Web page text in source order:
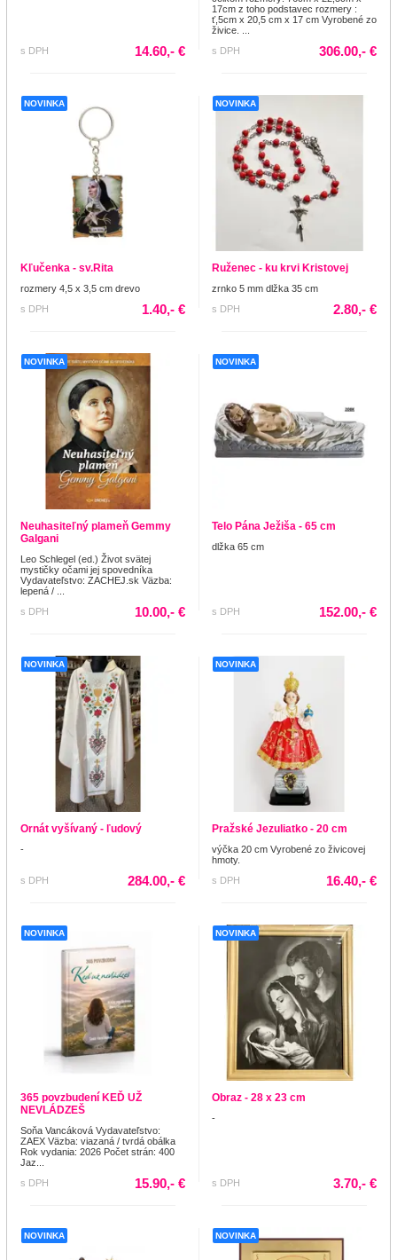
s DPH 14.60,- €
17cm z toho podstavec rozmery :
ť,5cm x 20,5 cm x 17 cm Vyrobené zo
živice. ...
s DPH
306.00,- €
NOVINKA
Kľučenka - sv.Rita
rozmery 4,5 x 3,5 cm drevo
s DPH
1.40,- €
NOVINKA
Ruženec - ku krvi Kristovej
zrnko 5 mm dlžka 35 cm
s DPH
2.80,- €
NOVINKA
Neuhasiteľný plameň Gemmy
Galgani
Leo Schlegel (ed.) Život svätej
mystičky očami jej spovedníka
Vydavateľstvo: ZACHEJ.sk Väzba:
lepená / ...
s DPH
10.00,- €
NOVINKA
Telo Pána Ježiša - 65 cm
dlžka 65 cm
s DPH 152.00,- €
NOVINKA
Ornát vyšívaný - ľudový
-
s DPH 284.00,- €
NOVINKA
Pražské Jezuliatko - 20 cm
výčka 20 cm Vyrobené zo živicovej
hmoty.
s DPH
16.40,- €
NOVINKA
365 povzbudení KEĎ UŽ
NEVLÁDZEŠ
Soňa Vancáková Vydavateľstvo:
ZAEX Väzba: viazaná / tvrdá obálka
Rok vydania: 2026 Počet strán: 400
Jaz...
s DPH
15.90,- €
NOVINKA
Obraz - 28 x 23 cm
-
s DPH 3.70,- €
NOVINKA NOVINKA